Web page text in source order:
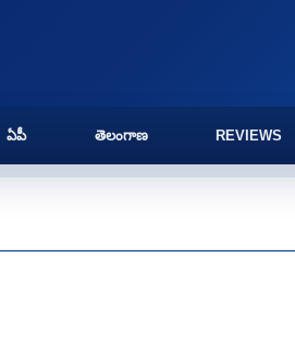
ఏపీ తెలంగాణ REVIEWS